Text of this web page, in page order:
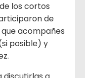
los cortos
de
acompañes
posible) y